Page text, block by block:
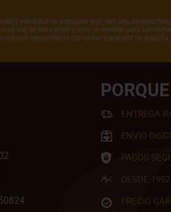
vendidas en este sitio web son únicamente
de los países y solo se venden para
seguimiento completo y gratuito en
ENTREGA
ENVIO
PAGOS
DESDE 1992
PRECIO